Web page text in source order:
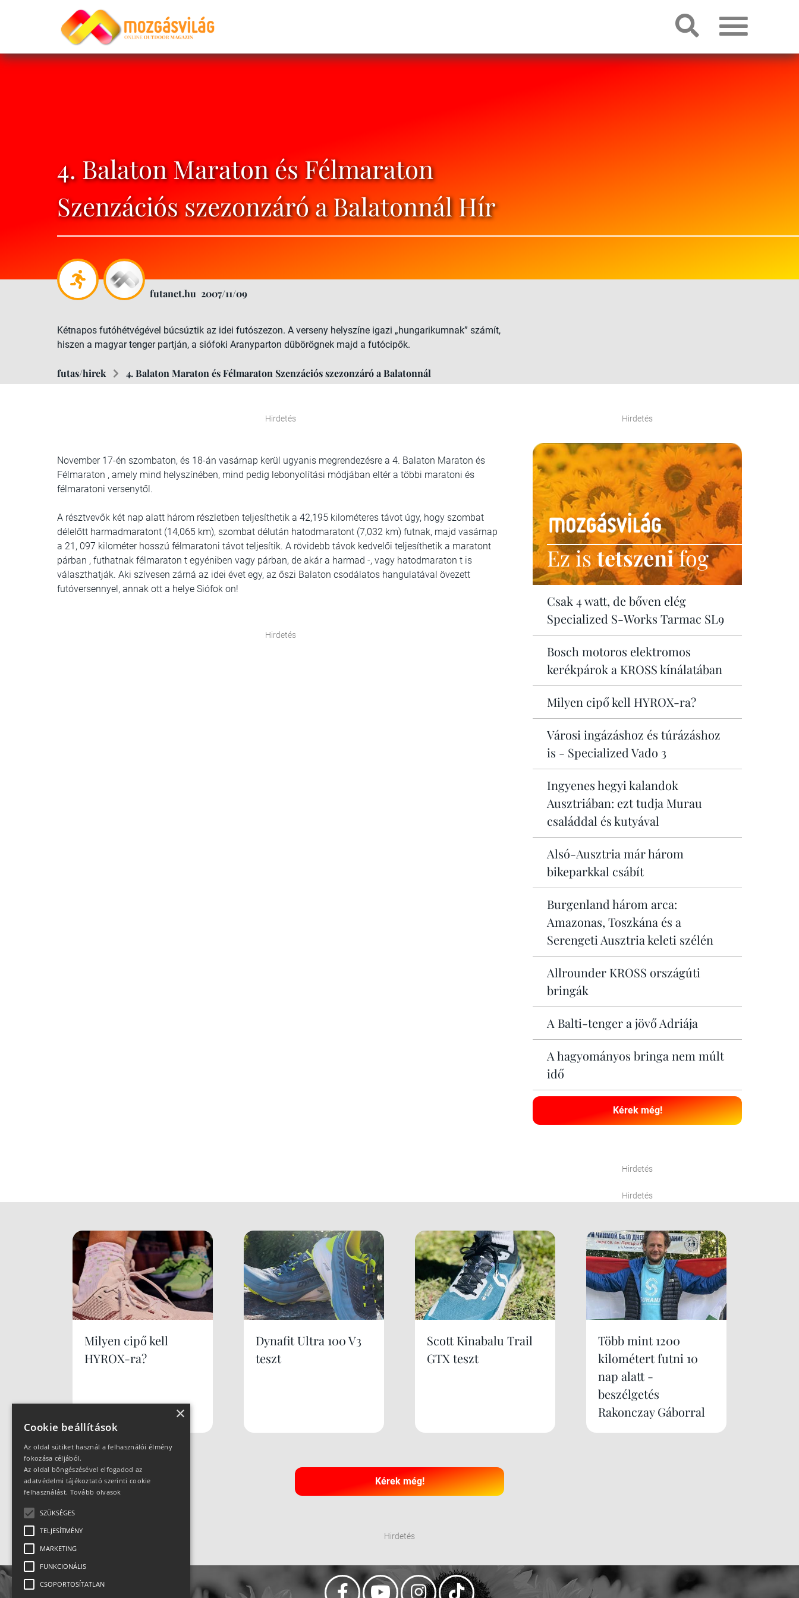
4. Balaton Maraton és Félmaraton
Szenzációs szezonzáró a Balatonnál Hír
futanet.hu 2007/11/09
Kétnapos futóhétvégével búcsúztik az idei futószezon. A verseny helyszíne igazi „hungarikumnak” számít,
hiszen a magyar tenger partján, a siófoki Aranyparton dübörögnek majd a futócipők.
futas/hirek 4. Balaton Maraton és Félmaraton Szenzációs szezonzáró a Balatonnál
Hirdetés
November 17-én szombaton, és 18-án vasárnap kerül ugyanis megrendezésre a 4. Balaton Maraton és
Félmaraton , amely mind helyszínében, mind pedig lebonyolítási módjában eltér a többi maratoni és
félmaratoni versenytől.
A résztvevők két nap alatt három részletben teljesíthetik a 42,195 kilométeres távot úgy, hogy szombat
délelőtt harmadmaratont (14,065 km), szombat délután hatodmaratont (7,032 km) futnak, majd vasárnap
a 21, 097 kilométer hosszú félmaratoni távot teljesítik. A rövidebb távok kedvelői teljesíthetik a maratont
párban , futhatnak félmaraton t egyéniben vagy párban, de akár a harmad -, vagy hatodmaraton t is
választhatják. Aki szívesen zárná az idei évet egy, az őszi Balaton csodálatos hangulatával övezett
futóversennyel, annak ott a helye Siófok on!
Hirdetés
Hirdetés
Ez istetszenifog
Csak 4 watt, de bőven elég
Specialized S-Works Tarmac SL9
Bosch motoros elektromos
kerékpárok a KROSS kínálatában
Milyen cipő kell HYROX-ra?
Városi ingázáshoz és túrázáshoz
is - Specialized Vado 3
Ingyenes hegyi kalandok
Ausztriában: ezt tudja Murau
családdal és kutyával
Alsó-Ausztria már három
bikeparkkal csábít
Burgenland három arca:
Amazonas, Toszkána és a
Serengeti Ausztria keleti szélén
Allrounder KROSS országúti
bringák
A Balti-tenger a jövő Adriája
A hagyományos bringa nem múlt
idő
Kérek még!
Hirdetés
Hirdetés
Milyen cipő kell
HYROX-ra?
Dynafit Ultra 100 V3
teszt
Scott Kinabalu Trail
GTX teszt
Több mint 1200
kilométert futni 10
nap alatt -
beszélgetés
Rakonczay Gáborral
Kérek még!
Hirdetés
×
Cookie beállítások
Az oldal sütiket használ a felhasználói élmény
fokozása céljából.
Az oldal böngészésével elfogadod az
adatvédelmi tájékoztató szerinti cookie
felhasználást. Tovább olvasok
SZÜKSÉGES
TELJESÍTMÉNY
MARKETING
FUNKCIONÁLIS
CSOPORTOSÍTATLAN